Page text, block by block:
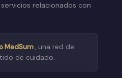
relacionados con
MedSum, una red de
de cuidado.